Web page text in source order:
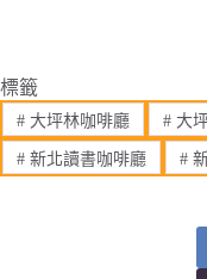
標籤
#大坪林咖啡廳 #大
#新北讀書咖啡廳 #